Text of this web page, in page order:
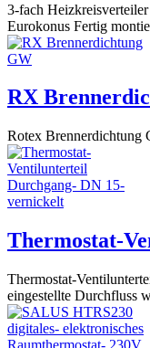
3-fach
Eurokonus Fertig
RX
Rotex
Thermostat-
Thermostat-
eingestellte Durchfluss